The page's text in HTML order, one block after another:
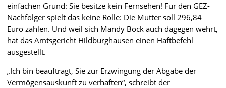
einfachen Grund: Sie besitze kein Fernsehen! Für den GEZ-
Nachfolger spielt das keine Rolle: Die Mutter soll 296,84
Euro zahlen. Und weil sich Mandy Bock auch dagegen wehrt,
hat das Amtsgericht Hildburghausen einen Haftbefehl
ausgestellt.
„Ich bin beauftragt, Sie zur Erzwingung der Abgabe der
Vermögensauskunft zu verhaften“, schreibt der